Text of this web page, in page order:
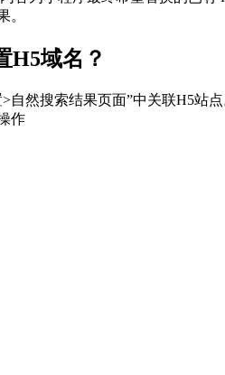
。
H5域名？
自然搜索结果页面”中关联H5站
作